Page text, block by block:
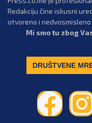
Redakciju čine iskusni
otvoreno i
Mi smo tu zbog
DRUŠTVENE